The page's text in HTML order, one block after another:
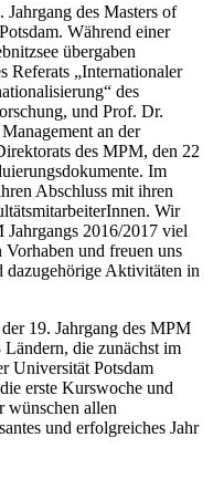
des Masters of
Während einer
übergaben
Referats „Internationaler
des
und Prof. Dr.
an der
des MPM, den 22
Im
Abschluss mit ihren
Wir
Jahrgangs 2016/2017 viel
und freuen uns
Aktivitäten in
19. Jahrgang des MPM
die zunächst im
Universität Potsdam
erste Kurswoche und
wünschen allen
und erfolgreiches Jahr